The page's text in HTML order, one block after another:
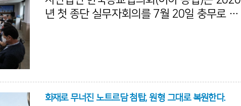
년 첫 종단 실무자회의를 7월 20일 충무로 종
공유하고 사회에 기여할 방법을 논의하였다.
종단의 실무자들은 정부의 방역 지침을 준수
화재로 무너진 노트르담 첨탑, 원형 그대로 복원한다.